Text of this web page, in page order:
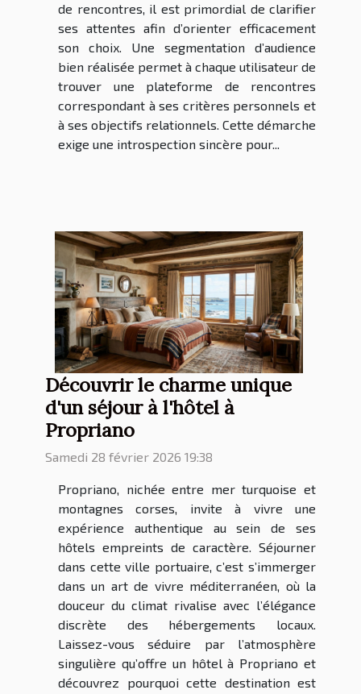
de rencontres, il est primordial de clarifier
ses attentes afin d’orienter efficacement
son choix. Une segmentation d’audience
bien réalisée permet à chaque utilisateur de
trouver une plateforme de rencontres
correspondant à ses critères personnels et
à ses objectifs relationnels. Cette démarche
exige une introspection sincère pour...
Découvrir le charme unique
d'un séjour à l'hôtel à
Propriano
Samedi 28 février 2026 19:38
Propriano, nichée entre mer turquoise et
montagnes corses, invite à vivre une
expérience authentique au sein de ses
hôtels empreints de caractère. Séjourner
dans cette ville portuaire, c’est s’immerger
dans un art de vivre méditerranéen, où la
douceur du climat rivalise avec l’élégance
discrète des hébergements locaux.
Laissez-vous séduire par l’atmosphère
singulière qu’offre un hôtel à Propriano et
découvrez pourquoi cette destination est